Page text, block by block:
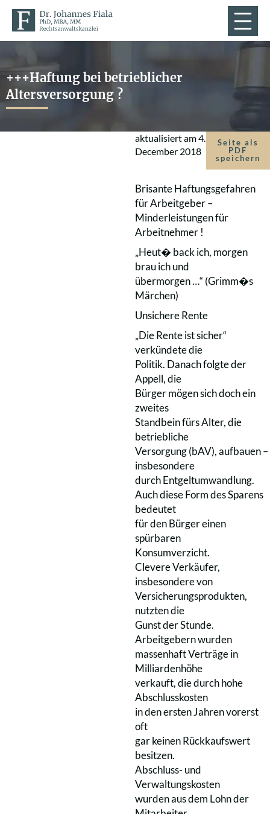
+++Haftung bei betrieblicher
Altersversorgung ?
aktualisiert am4.
December 2018
Seite als
PDF
speichern
Brisante Haftungsgefahren
für Arbeitgeber –
Minderleistungen für
Arbeitnehmer !
„Heut� back ich, morgen
brau ich und
übermorgen …“ (Grimm�s
Märchen)
Unsichere Rente
„Die Rente ist sicher“
verkündete die
Politik. Danach folgte der
Appell, die
Bürger mögen sich doch ein
zweites
Standbein fürs Alter, die
betriebliche
Versorgung (bAV), aufbauen –
insbesondere
durch Entgeltumwandlung.
Auch diese Form des Sparens
bedeutet
für den Bürger einen
spürbaren
Konsumverzicht.
Clevere Verkäufer,
insbesondere von
Versicherungsprodukten,
nutzten die
Gunst der Stunde.
Arbeitgebern wurden
massenhaft Verträge in
Milliardenhöhe
verkauft, die durch hohe
Abschlusskosten
in den ersten Jahren vorerst
oft
gar keinen Rückkaufswert
besitzen.
Abschluss- und
Verwaltungskosten
wurden aus dem Lohn der